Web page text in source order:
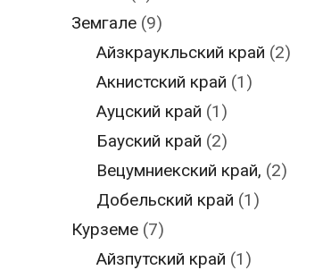
Земгале(9)
Айзкраукльский край (2)
Акнистский край (1)
Ауцский край (1)
Бауский край (2)
Вецумниекский край, (2)
Добельский край (1)
Курземе(7)
Айзпутский край (1)